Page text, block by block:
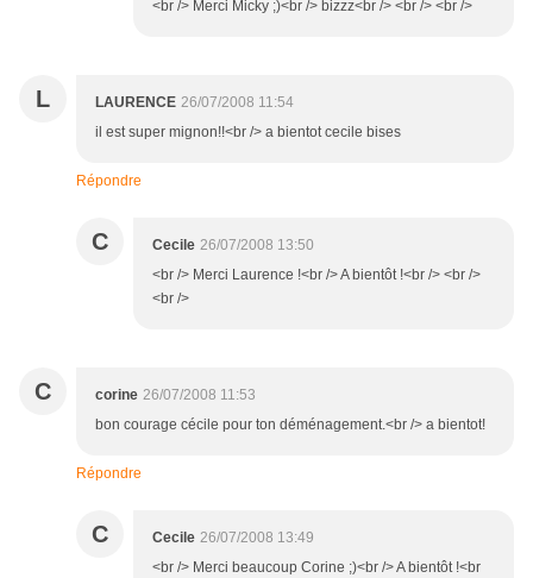
<br /> Merci Micky ;)<br /> bizzz<br /> <br /> <br />
L LAURENCE 26/07/2008 11:54
il est super mignon!!<br /> a bientot cecile bises
Répondre
C Cecile 26/07/2008 13:50
<br /> Merci Laurence !<br /> A bientôt !<br /> <br />
<br />
C corine 26/07/2008 11:53
bon courage cécile pour ton déménagement.<br /> a bientot!
Répondre
C Cecile 26/07/2008 13:49
<br /> Merci beaucoup Corine ;)<br /> A bientôt !<br